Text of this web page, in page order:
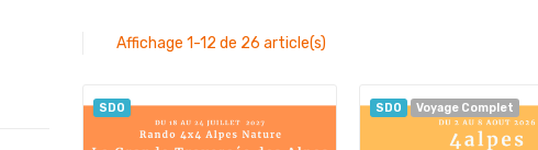
Affichage 1-12 de 26 article(s)
SDO SDO Voyage Complet